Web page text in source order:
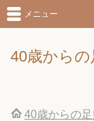
40歳から
メニュー
40歳からの